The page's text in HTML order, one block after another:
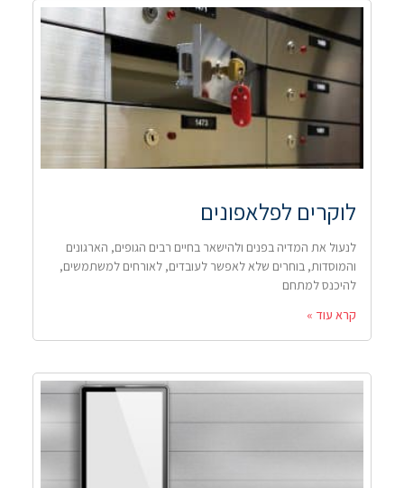
לוקרים לפלאפונים
לנעול את המדיה בפנים ולהישאר בחיים רבים הגופים, הארגונים
והמוסדות, בוחרים שלא לאפשר לעובדים, לאורחים למשתמשים,
להיכנס למתחם
קרא עוד »